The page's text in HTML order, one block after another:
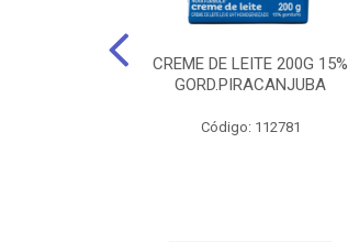
CREME DE LEITE 200G 15%
GORD.PIRACANJUBA
Código: 112781